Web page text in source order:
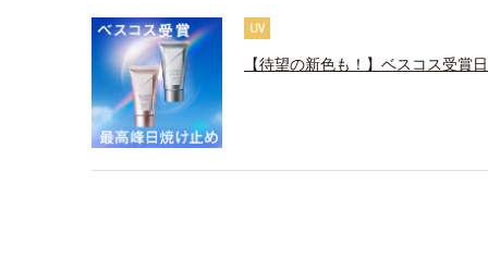
UV
【待望の新色も！】ベスコス受賞